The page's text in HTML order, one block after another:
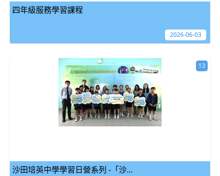
四年級服務學習課程
2026-06-03
沙田培英中學學習日營系列 -「沙...
13